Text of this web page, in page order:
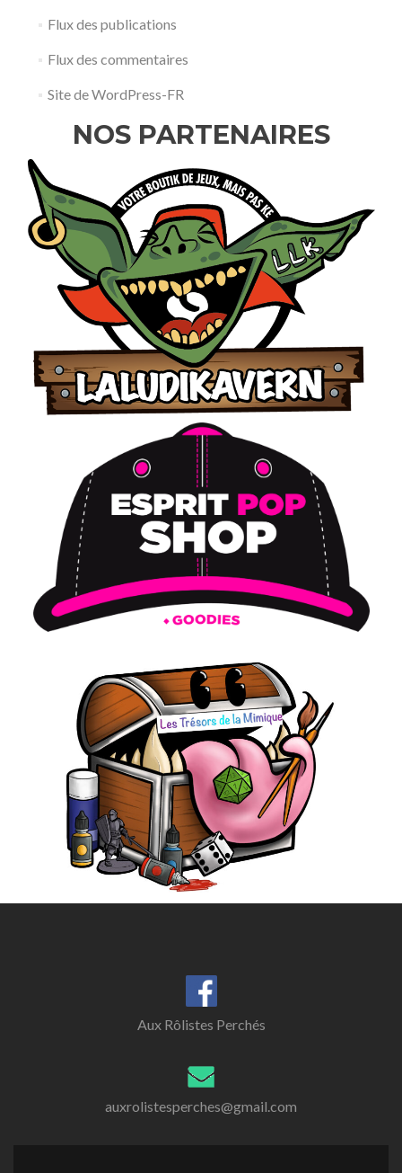
Flux des publications
Flux des commentaires
Site de WordPress-FR
NOS PARTENAIRES
Aux Rôlistes Perchés
auxrolistesperches@gmail.com